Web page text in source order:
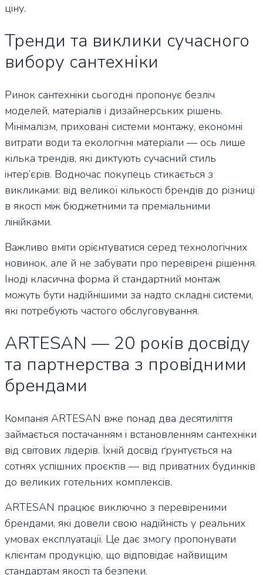
ціну.
Тренди та виклики сучасного
вибору сантехніки
Ринок сантехніки сьогодні пропонує безліч
моделей, матеріалів і дизайнерських рішень.
Мінімалізм, приховані системи монтажу, економні
витрати води та екологічні матеріали — ось лише
кілька трендів, які диктують сучасний стиль
інтер’єрів. Водночас покупець стикається з
викликами: від великої кількості брендів до різниці
в якості між бюджетними та преміальними
лінійками.
Важливо вміти орієнтуватися серед технологічних
новинок, але й не забувати про перевірені рішення.
Іноді класична форма й стандартний монтаж
можуть бути надійнішими за надто складні системи,
які потребують частого обслуговування.
ARTESAN — 20 років досвіду
та партнерства з провідними
брендами
Компанія ARTESAN вже понад два десятиліття
займається постачанням і встановленням сантехніки
від світових лідерів. Їхній досвід ґрунтується на
сотнях успішних проєктів — від приватних будинків
до великих готельних комплексів.
ARTESAN працює виключно з перевіреними
брендами, які довели свою надійність у реальних
умовах експлуатації. Це дає змогу пропонувати
клієнтам продукцію, що відповідає найвищим
стандартам якості та безпеки.